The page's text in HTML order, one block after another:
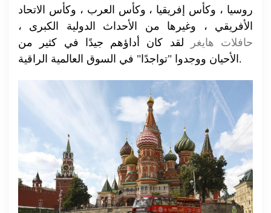
روسيا ، وكأس إفريقيا ، وكأس العرب ، وكأس الاتحاد
الأفريقي ، وغيرها من الأحداث الدولية الكبرى ،
حافلات هايغر
لقد كان أداؤهم جيدًا في كثير من
الأحيان ووجدوا "تواجدًا" في السوق العالمية الراقية.